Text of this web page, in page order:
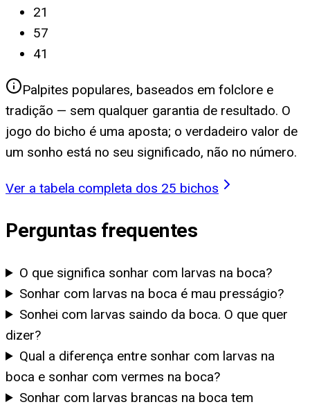
21
57
41
Palpites populares, baseados em folclore e
tradição — sem qualquer garantia de resultado. O
jogo do bicho é uma aposta; o verdadeiro valor de
um sonho está no seu significado, não no número.
Ver a tabela completa dos 25 bichos
Perguntas frequentes
O que significa sonhar com larvas na boca?
Sonhar com larvas na boca é mau presságio?
Sonhei com larvas saindo da boca. O que quer
dizer?
Qual a diferença entre sonhar com larvas na
boca e sonhar com vermes na boca?
Sonhar com larvas brancas na boca tem